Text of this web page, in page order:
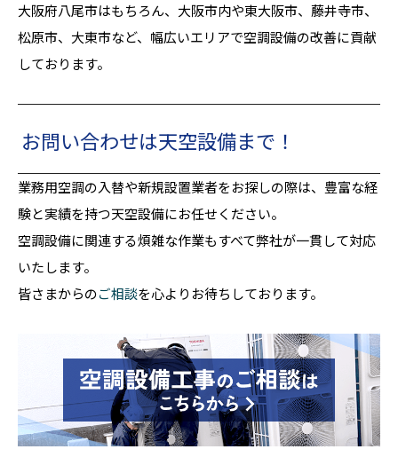
大阪府八尾市はもちろん、大阪市内や東大阪市、藤井寺市、
松原市、大東市など、幅広いエリアで空調設備の改善に貢献
しております。
お問い合わせは天空設備まで！
業務用空調の入替や新規設置業者をお探しの際は、豊富な経
験と実績を持つ天空設備にお任せください。
空調設備に関連する煩雑な作業もすべて弊社が一貫して対応
いたします。
皆さまからのご相談を心よりお待ちしております。